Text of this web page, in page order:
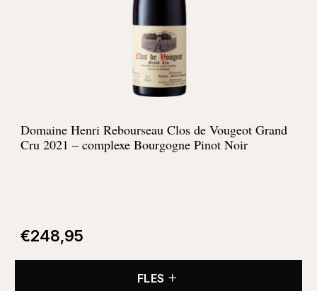
Domaine Henri Rebourseau Clos de Vougeot Grand
Cru 2021 – complexe Bourgogne Pinot Noir
€248,95
FLES